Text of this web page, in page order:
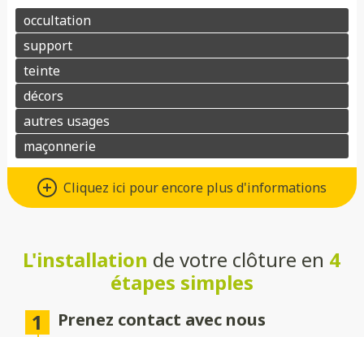
Cliquez ici pour encore plus d'informations
Un grand choix de matériaux de
qualité
: moderne, léger et résistant à la corrosion.
Composite
d’entretien.
L'installation de votre clôture en 4
étapes simples
Prenez contact avec nous